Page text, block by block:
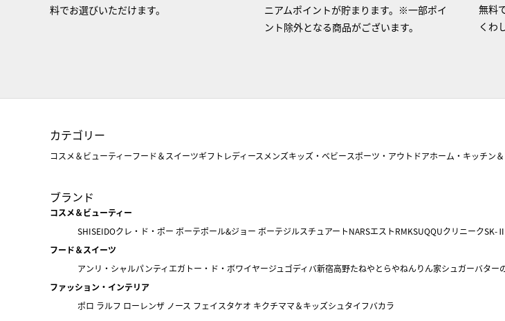
料でお選びいただけます。
ニアムポイントが貯まります。※一部ポイ
ント除外となる商品がございます。
無料
くわ
カテゴリー
コスメ＆ビューティーフード＆スイーツギフト レディース メンズキッズ・ベビースポーツ・アウトドアホーム・キッチン
ブランド
コスメ＆ビューティー
SHISEIDOクレ・ド・ポー ボーテポール&ジョー ボーテジルスチュアートNARSエストRMKSUQQUクリニークSK-Ⅱ
フード＆スイーツ
アンリ・シャルパンティエガトー・ド・ボワイヤージュ ゴディバ新宿高野たねやとらやねんりん家シュガーバター
ファッション・インテリア
ポロ ラルフ ローレンザ ノース フェイスタケオ キクチママ＆キッズシュタイフバカラ